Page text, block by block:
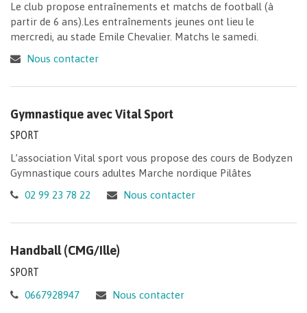
Le club propose entraînements et matchs de football (à
partir de 6 ans).Les entraînements jeunes ont lieu le
mercredi, au stade Emile Chevalier. Matchs le samedi.
Nous contacter
Gymnastique avec Vital Sport
SPORT
L’association Vital sport vous propose des cours de Bodyzen
Gymnastique cours adultes Marche nordique Pilâtes
02 99 23 78 22
Nous contacter
Handball (CMG/Ille)
SPORT
0667928947 Nous contacter